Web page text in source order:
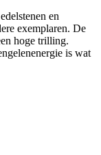
en
exemplaren. De
hoge trilling.
is wat